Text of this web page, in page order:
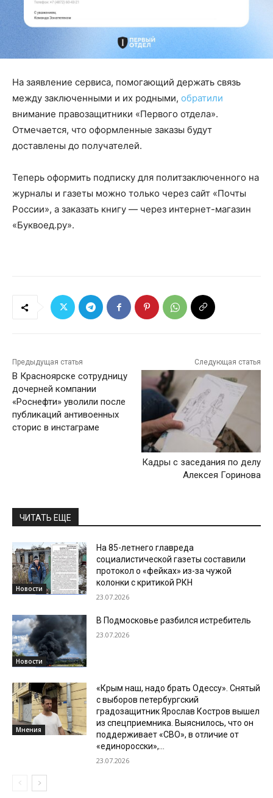
На заявление сервиса, помогающий держать связь
между заключенными и их родными, обратили
внимание правозащитники «Первого отдела».
Отмечается, что оформленные заказы будут
доставлены до получателей.
Теперь оформить подписку для политзаключенного на
журналы и газеты можно только через сайт «Почты
России», а заказать книгу — через интернет-магазин
«Буквоед.ру».
Предыдущая статья
В Красноярске сотрудницу
дочерней компании
«Роснефти» уволили после
публикаций антивоенных
сторис в инстаграме
Следующая статья
Кадры с заседания по делу
Алексея Горинова
ЧИТАТЬ ЕЩЕ
Новости
На 85-летнего главреда
социалистической газеты составили
протокол о «фейках» из-за чужой
колонки с критикой РКН
23.07.2026
Новости
В Подмосковье разбился истребитель
23.07.2026
Мнения
«Крым наш, надо брать Одессу». Снятый
с выборов петербургский
градозащитник Ярослав Костров вышел
из спецприемника. Выяснилось, что он
поддерживает «СВО», в отличие от
«единоросски»,...
23.07.2026